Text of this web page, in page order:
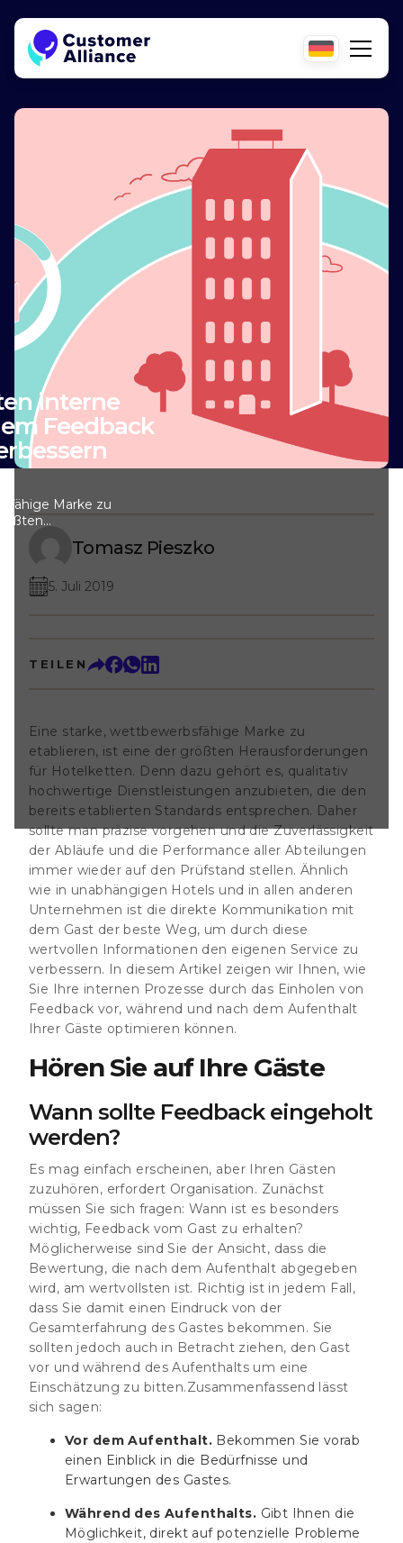
interne
Feedback
Marke zu
etablierten
sollte man
wie in
Service zu
zeigen wir
Prozesse
vor,
Ihrer
Hören Sie auf
einfach
zuzuhören,
müssen
es besonders
zu erhalten?
Ansicht, dass
dem
Tomasz Pieszko
5. Juli 2019
TEILEN
Eine starke, wettbewerbsfähige Marke zu
etablieren, ist eine der größten Herausforderungen
für Hotelketten. Denn dazu gehört es, qualitativ
hochwertige Dienstleistungen anzubieten, die den
bereits etablierten Standards entsprechen. Daher
sollte man präzise vorgehen und die Zuverlässigkeit
der Abläufe und die Performance aller Abteilungen
immer wieder auf den Prüfstand stellen. Ähnlich
wie in unabhängigen Hotels und in allen anderen
Unternehmen ist die direkte Kommunikation mit
dem Gast der beste Weg, um durch diese
wertvollen Informationen den eigenen Service zu
verbessern. In diesem Artikel zeigen wir Ihnen, wie
Sie Ihre internen Prozesse durch das Einholen von
Feedback vor, während und nach dem Aufenthalt
Ihrer Gäste optimieren können.
Hören Sie auf Ihre Gäste
Wann sollte Feedback eingeholt
werden?
Es mag einfach erscheinen, aber Ihren Gästen
zuzuhören, erfordert Organisation. Zunächst
müssen Sie sich fragen: Wann ist es besonders
wichtig, Feedback vom Gast zu erhalten?
Möglicherweise sind Sie der Ansicht, dass die
Bewertung, die nach dem Aufenthalt abgegeben
wird, am wertvollsten ist. Richtig ist in jedem Fall,
dass Sie damit einen Eindruck von der
Gesamterfahrung des Gastes bekommen. Sie
sollten jedoch auch in Betracht ziehen, den Gast
vor und während des Aufenthalts um eine
Einschätzung zu bitten.Zusammenfassend lässt
sich sagen:
Vor dem Aufenthalt.Bekommen Sie vorab
einen Einblick in die Bedürfnisse und
Erwartungen des Gastes.
Während des Aufenthalts. Gibt Ihnen die
Möglichkeit, direkt auf potenzielle Probleme